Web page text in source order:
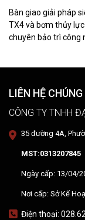
Bàn giao giải pháp
TX4 và bơm thủy
chuyên bảo trì công
LIÊN HỆ
CÔNG TY TNHH
35 đường 4A,
MST:0313207845
Ngày cấp: 13/04/
Nơi cấp: Sở Kế
Điện thoại: